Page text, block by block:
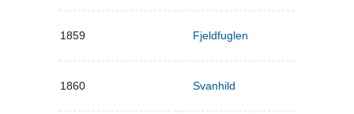
1859 Fjeldfuglen
1860 Svanhild